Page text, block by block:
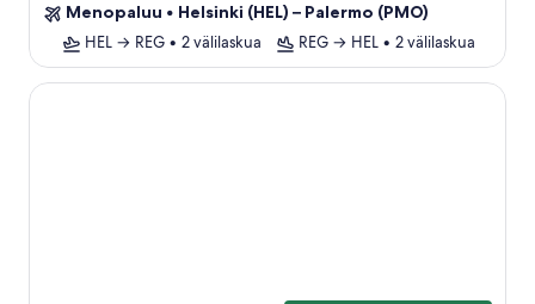
Menopaluu • Helsinki (HEL) – Palermo (PMO)
HEL → REG • 2 välilaskua REG → HEL • 2 välilaskua
Grand Palladium Sicilia Resort & Spa